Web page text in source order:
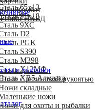
65х13
95х18
9ХС
D2
PGK
S390
M398
Х12МФ
ХВ5 Алмазка
и Комбат
НКВД
и рыбалки
с резиновой рукоятью
складные
ножи
для охоты и рыбалки